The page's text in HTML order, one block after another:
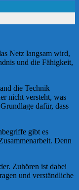
Netz langsam wird,
und die Fähigkeit,
die Technik
nicht versteht, was
dafür, dass
gibt es
Denn
Zuhören ist dabei
und verständliche